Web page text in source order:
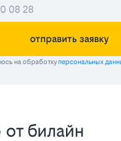
отправить заявку
на обработкуперсональных
от билайн